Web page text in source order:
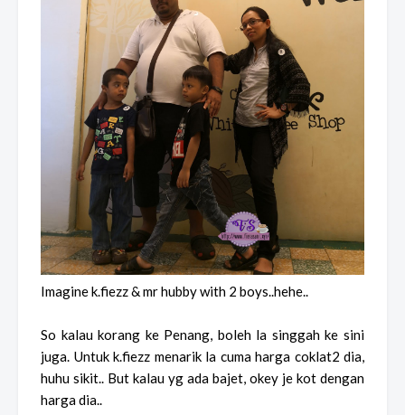
Imagine k.fiezz & mr hubby with 2 boys..hehe..
So kalau korang ke Penang, boleh la singgah ke sini
juga. Untuk k.fiezz menarik la cuma harga coklat2 dia,
huhu sikit.. But kalau yg ada bajet, okey je kot dengan
harga dia..